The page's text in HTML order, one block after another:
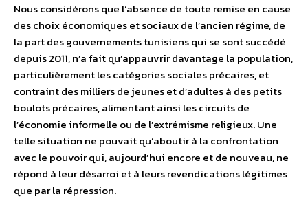
Nous considérons que l’absence de toute remise en cause
des choix économiques et sociaux de l’ancien régime, de
la part des gouvernements tunisiens qui se sont succédé
depuis 2011, n’a fait qu’appauvrir davantage la population,
particulièrement les catégories sociales précaires, et
contraint des milliers de jeunes et d’adultes à des petits
boulots précaires, alimentant ainsi les circuits de
l’économie informelle ou de l’extrémisme religieux. Une
telle situation ne pouvait qu’aboutir à la confrontation
avec le pouvoir qui, aujourd’hui encore et de nouveau, ne
répond à leur désarroi et à leurs revendications légitimes
que par la répression.